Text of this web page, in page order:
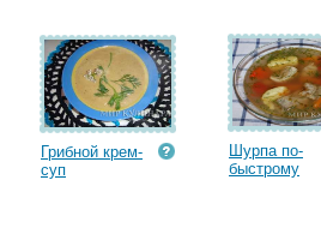
Грибной крем-
суп
Шурпа по-
быстрому